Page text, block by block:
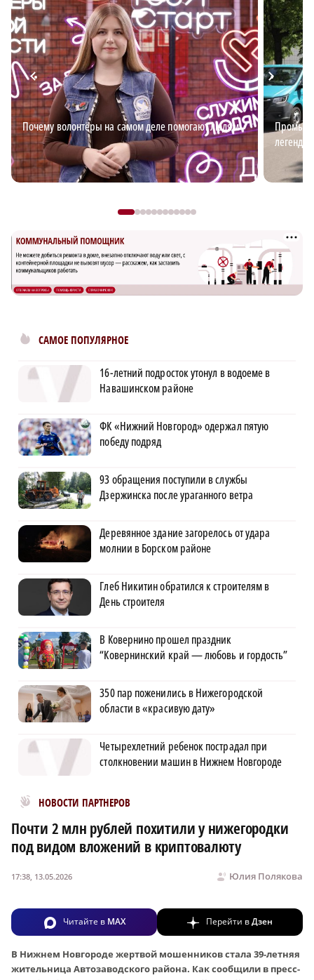
Почему волонтёры на самом деле помогают людям
САМОЕ ПОПУЛЯРНОЕ
16-летний подросток утонул в водоеме в
Навашинском районе
ФК «Нижний Новгород» одержал пятую
победу подряд
93 обращения поступили в службы
Дзержинска после ураганного ветра
Деревянное здание загорелось от удара
молнии в Борском районе
Глеб Никитин обратился к строителям в
День строителя
В Ковернино прошел праздник
“Ковернинский край — любовь и гордость”
350 пар поженились в Нижегородской
области в «красивую дату»
Четырехлетний ребенок пострадал при
столкновении машин в Нижнем Новгороде
НОВОСТИ ПАРТНЕРОВ
Новости МирТесен
Почти 2 млн рублей похитили у нижегородки
под видом вложений в криптовалюту
Юлия Полякова
17:38, 13.05.2026
Читайте в MAX Перейти вДзен
В Нижнем Новгороде жертвой мошенников стала 39-летняя
жительница Автозаводского района. Как сообщили в пресс-